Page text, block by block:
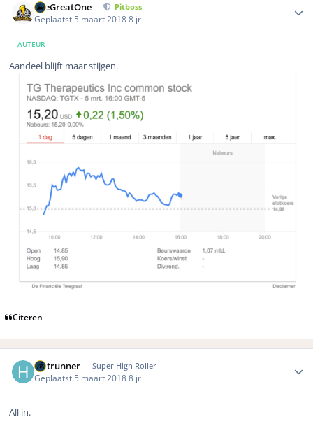
TheGreatOne Pitboss
Geplaatst 5 maart 20188 jr
AUTEUR
Aandeel blijft maar stijgen.
Citeren
Hotrunner Super High Roller
Geplaatst 5 maart 20188 jr
All in.